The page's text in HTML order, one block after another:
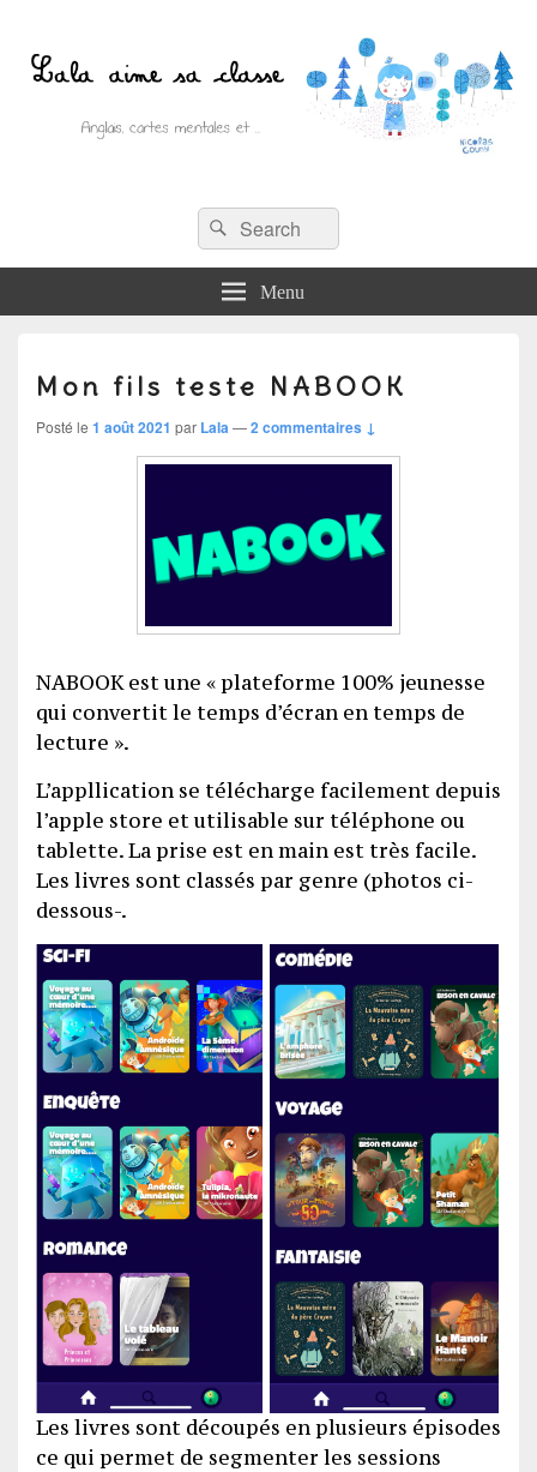
Lala aime sa classe
Anglais, cartes mentales et ….Recherche :
Rechercher
Menu
Mon fils teste NABOOK
Posté le 1 août 2021 par Lala—2 commentaires ↓
NABOOK est une « plateforme 100% jeunesse
qui convertit le temps d’écran en temps de
lecture ».
L’appllication se télécharge facilement depuis
l’apple store et utilisable sur téléphone ou
tablette. La prise est en main est très facile.
Les livres sont classés par genre (photos ci-
dessous-.
Les livres sont découpés en plusieurs épisodes
ce qui permet de segmenter les sessions